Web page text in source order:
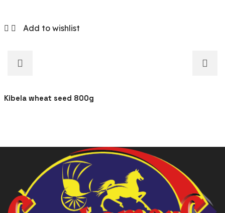
Add to wishlist
Kibela wheat seed 800g